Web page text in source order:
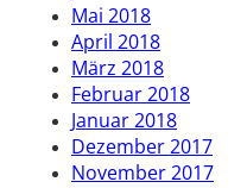
Mai 2018
April 2018
März 2018
Februar 2018
Januar 2018
Dezember 2017
November 2017